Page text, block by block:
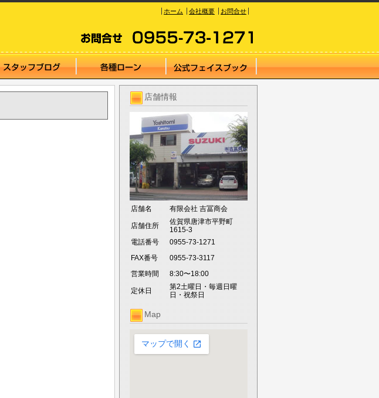
ホーム 会社概要 お問合せ
店舗情報
店舗名 有限会社 吉冨商会
店舗住所
佐賀県唐津市平野町
1615-3
電話番号
0955-73-1271
FAX番号
0955-73-3117
営業時間
8:30〜18:00
定休日
第2土曜日・毎週日曜
日・祝祭日
Map